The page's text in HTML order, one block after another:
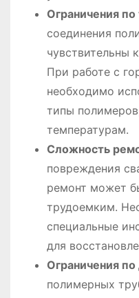
Ограничения по
соединения
чувствительны
При работе с
необходимо
типы
температурам.
Сложность
повреждения
ремонт может
трудоемким.
специальные
для
Ограничения по
полимерных